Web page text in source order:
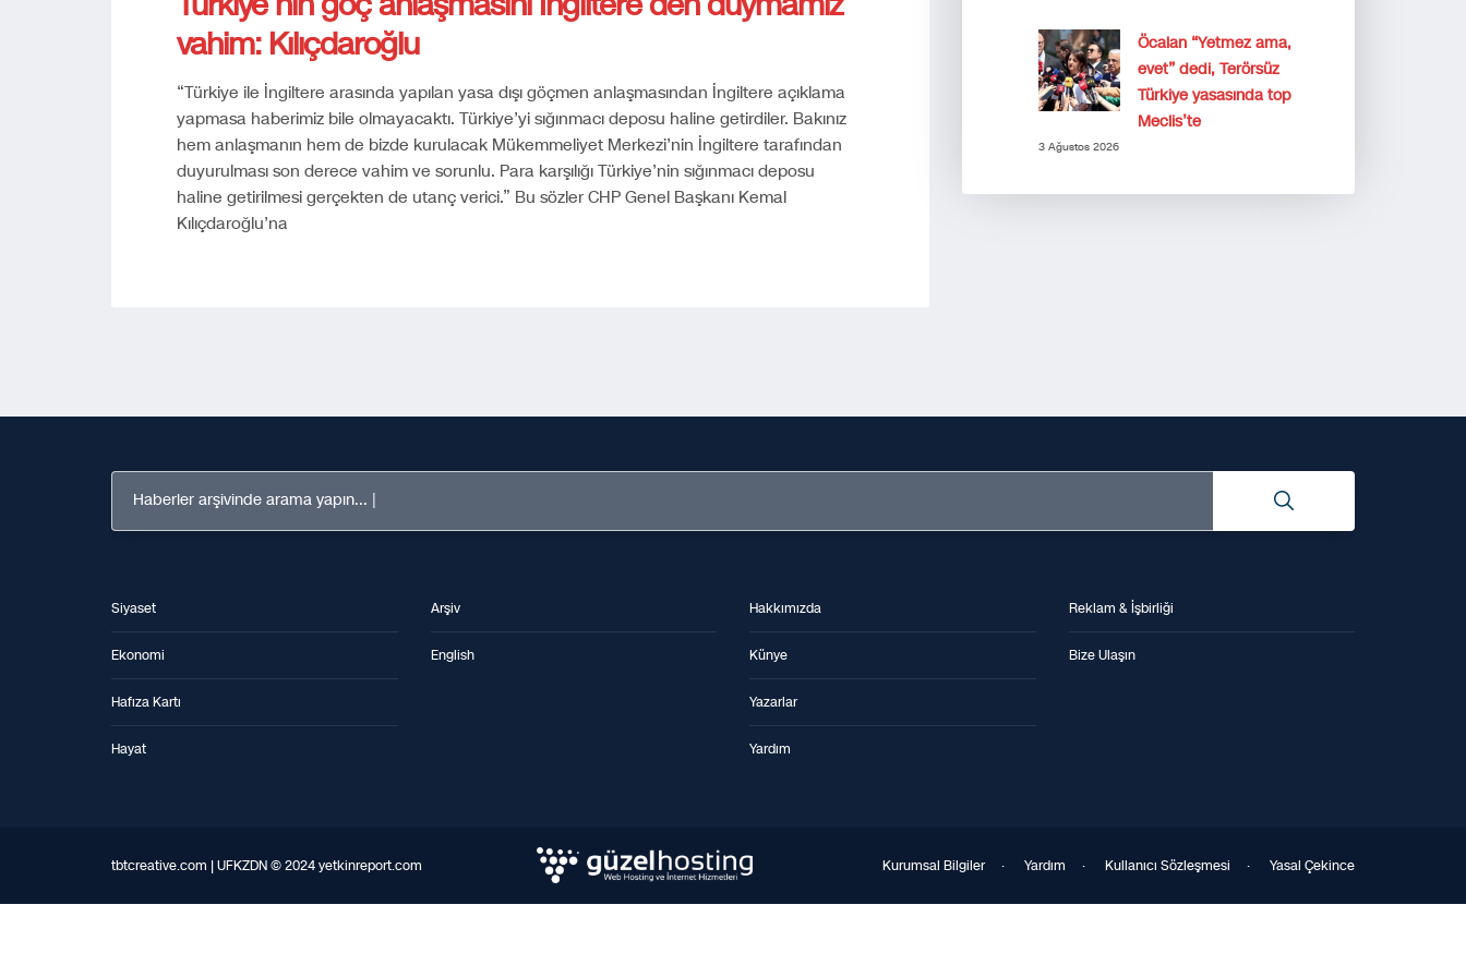
vahim: Kılıçdaroğlu
“Türkiye ile İngiltere arasında yapılan yasa dışı göçmen anlaşmasından İngiltere açıklama
yapmasa haberimiz bile olmayacaktı. Türkiye’yi sığınmacı deposu haline getirdiler. Bakınız
hem anlaşmanın hem de bizde kurulacak Mükemmeliyet Merkezi’nin İngiltere tarafından
duyurulması son derece vahim ve sorunlu. Para karşılığı Türkiye’nin sığınmacı deposu
haline getirilmesi gerçekten de utanç verici.” Bu sözler CHP Genel Başkanı Kemal
Kılıçdaroğlu’na
Öcalan “Yetmez ama,
evet” dedi, Terörsüz
Türkiye yasasında top
Meclis’te
3 Ağustos 2026
Haberler arşivinde arama yapın...
Siyaset
Ekonomi
Hafıza Kartı
Hayat
Arşiv
English
Hakkımızda
Künye
Yazarlar
Yardım
Reklam & İşbirliği
Bize Ulaşın
tbtcreative.com | UFKZDN © 2024 yetkinreport.com Kurumsal Bilgiler· Yardım · Kullanıcı Sözleşmesi · Yasal Çekince